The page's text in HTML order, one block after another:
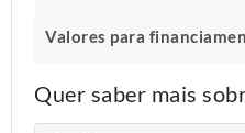
Valores para
Quer saber mais